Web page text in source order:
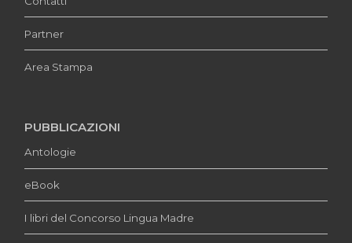
Partner
Area Stampa
PUBBLICAZIONI
Antologie
eBook
I libri del Concorso Lingua Madre